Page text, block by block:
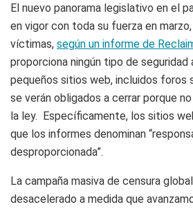
El nuevo panorama legislativo en el
en vigor con toda su fuerza en
víctimas, según un informe de
proporciona ningún tipo de seguridad
pequeños sitios web, incluidos foros
se verán obligados a cerrar porque
la ley. Específicamente, los sitios
que los informes denominan
desproporcionada”.
La campaña masiva de censura
desacelerado a medida que